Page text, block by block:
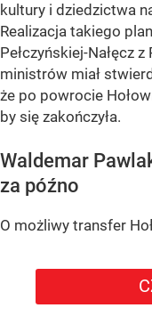
kultury i dziedzictwa
Realizacja takiego
Pełczyńskiej-Nałęcz
ministrów miał
że po powrocie
by się zakończyła.
Waldemar
za późno
O możliwy transfer